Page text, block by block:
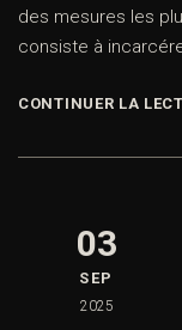
des mesures les
consiste à
CONTINUER LA
03
SEP
2025